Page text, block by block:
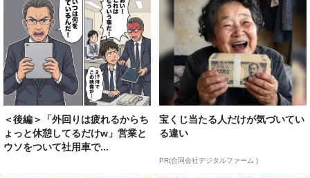
＜後編＞「外回りは疲れるからち
ょっと休憩してるだけw」営業と
ウソをついて社用車で...
宝くじ当たる人だけが気づいてい
る違い
PR(合同会社デジタルファーム )